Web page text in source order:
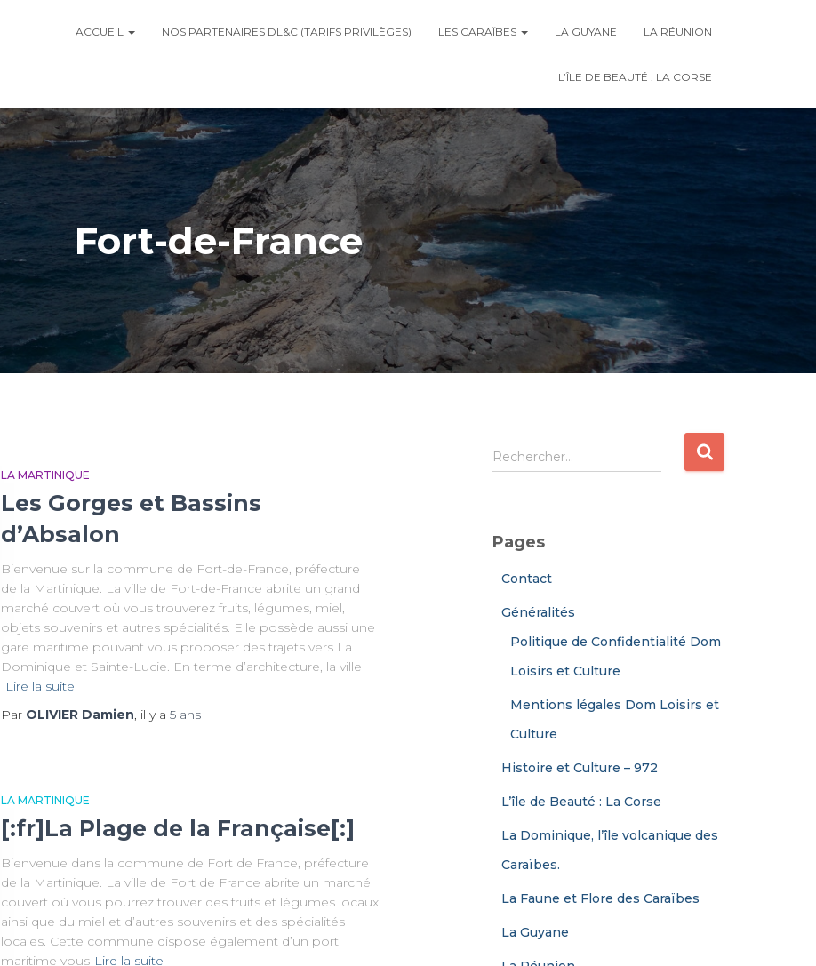
ACCUEIL NOS PARTENAIRES DL&C (TARIFS PRIVILÈGES) LES CARAÏBES LA GUYANE LA RÉUNION
L’ÎLE DE BEAUTÉ : LA CORSE
Fort-de-France
LA MARTINIQUE
Les Gorges et Bassins
d’Absalon
Bienvenue sur la commune de Fort-de-France, préfecture
de la Martinique. La ville de Fort-de-France abrite un grand
marché couvert où vous trouverez fruits, légumes, miel,
objets souvenirs et autres spécialités. Elle possède aussi une
gare maritime pouvant vous proposer des trajets vers La
Dominique et Sainte-Lucie. En terme d’architecture, la ville
Lire la suite
Par OLIVIER Damien, il y a 5 ans
LA MARTINIQUE
[:fr]La Plage de la Française[:]
Bienvenue dans la commune de Fort de France, préfecture
de la Martinique. La ville de Fort de France abrite un marché
couvert où vous pourrez trouver des fruits et légumes locaux
ainsi que du miel et d’autres souvenirs et des spécialités
locales. Cette commune dispose également d’un port
maritime vous Lire la suite
R
e
r
Rechercher…
Pages
Contact
Généralités
Politique de Confidentialité Dom
Loisirs et Culture
Mentions légales Dom Loisirs et
Culture
Histoire et Culture – 972
L’île de Beauté : La Corse
La Dominique, l’île volcanique des
Caraïbes.
La Faune et Flore des Caraïbes
La Guyane